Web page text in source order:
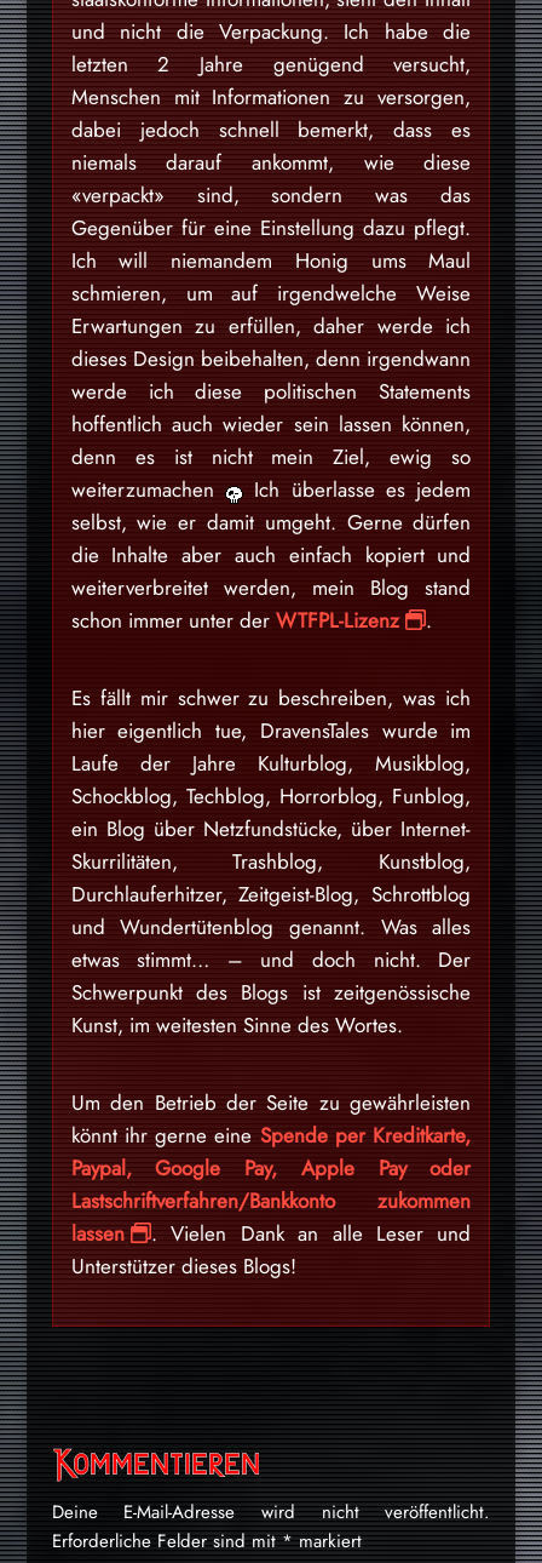
und nicht die Verpackung. Ich habe die
letzten 2 Jahre genügend versucht,
Menschen mit Informationen zu versorgen,
dabei jedoch schnell bemerkt, dass es
niemals darauf ankommt, wie diese
«verpackt» sind, sondern was das
Gegenüber für eine Einstellung dazu pflegt.
Ich will niemandem Honig ums Maul
schmieren, um auf irgendwelche Weise
Erwartungen zu erfüllen, daher werde ich
dieses Design beibehalten, denn irgendwann
werde ich diese politischen Statements
hoffentlich auch wieder sein lassen können,
denn es ist nicht mein Ziel, ewig so
weiterzumachen
Ich überlasse es jedem
selbst, wie er damit umgeht. Gerne dürfen
die Inhalte aber auch einfach kopiert und
weiterverbreitet werden, mein Blog stand
schon immer unter der WTFPL-Lizenz .
Es fällt mir schwer zu beschreiben, was ich
hier eigentlich tue, DravensTales wurde im
Laufe der Jahre Kulturblog, Musikblog,
Schockblog, Techblog, Horrorblog, Funblog,
ein Blog über Netzfundstücke, über Internet-
Skurrilitäten, Trashblog, Kunstblog,
Durchlauferhitzer, Zeitgeist-Blog, Schrottblog
und Wundertütenblog genannt. Was alles
etwas stimmt… – und doch nicht. Der
Schwerpunkt des Blogs ist zeitgenössische
Kunst, im weitesten Sinne des Wortes.
Um den Betrieb der Seite zu gewährleisten
könnt ihr gerne eine Spende per Kreditkarte,
Paypal, Google Pay, Apple Pay oder
Lastschriftverfahren/Bankkonto zukommen
lassen
. Vielen Dank an alle Leser und
Unterstützer dieses Blogs!
Kommentieren
Deine E-Mail-Adresse wird nicht veröffentlicht.
Erforderliche Felder sind mit*markiert